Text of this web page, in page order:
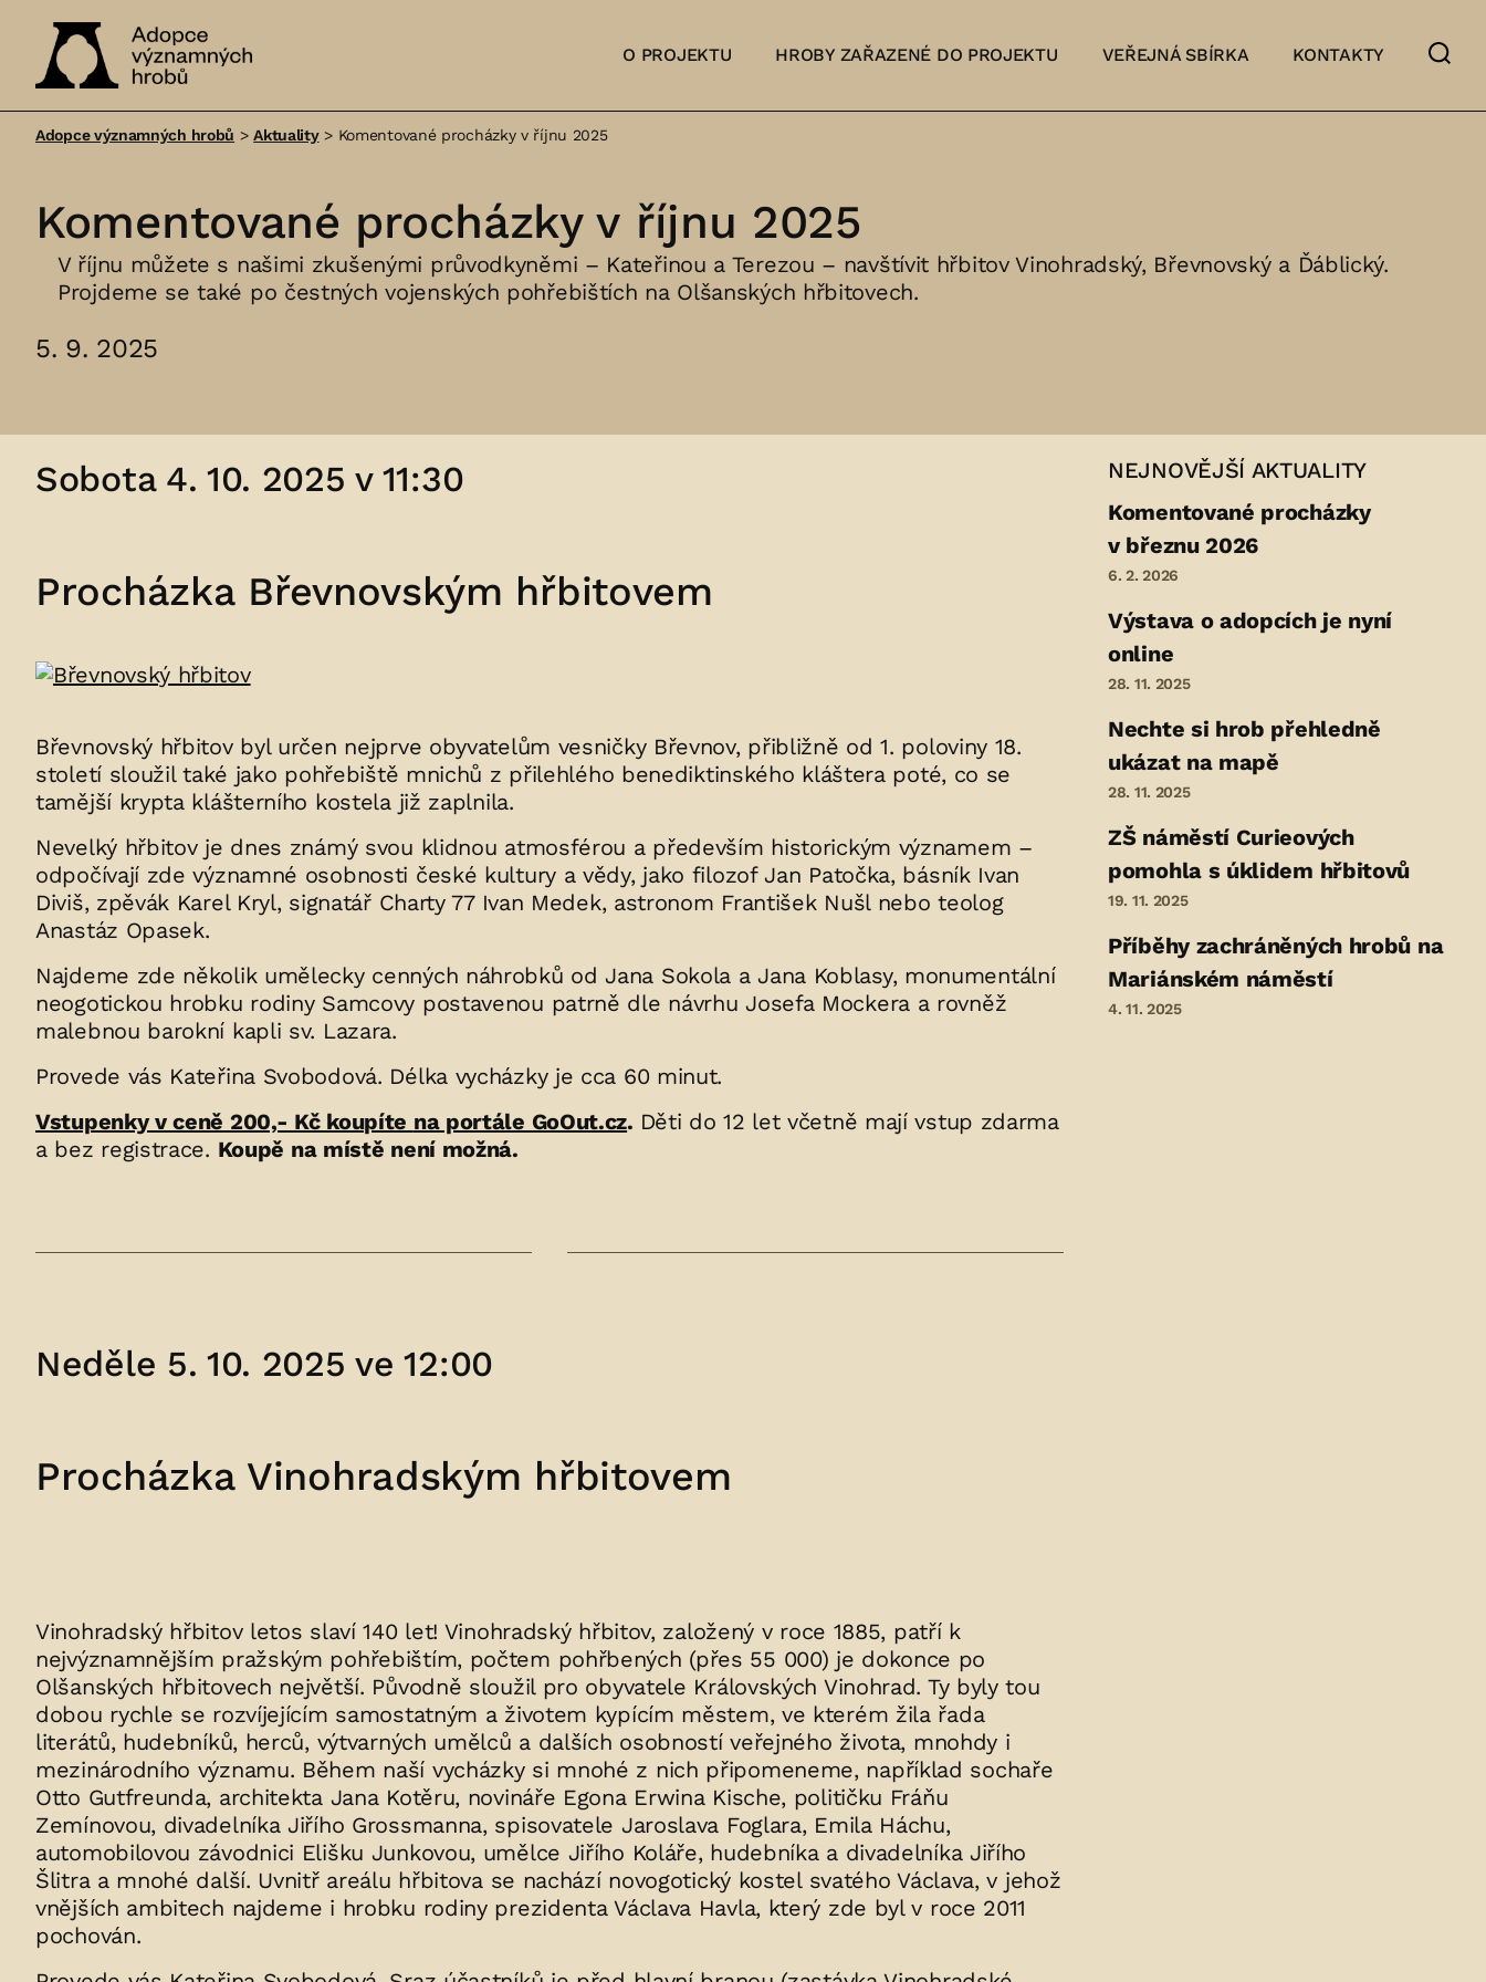
významných
O PROJEKTU HROBY ZAŘAZENÉ DO PROJEKTU VEŘEJNÁ SBÍRKA KONTAKTY
Adopce významných hrobů >Aktuality> Komentované procházky v říjnu 2025
Komentované procházky v říjnu 2025
V říjnu můžete s našimi zkušenými průvodkyněmi – Kateřinou a Terezou – navštívit hřbitov Vinohradský, Břevnovský a Ďáblický.
Projdeme se také po čestných vojenských pohřebištích na Olšanských hřbitovech.
5. 9. 2025
Sobota 4. 10. 2025 v 11:30
Procházka Břevnovským hřbitovem
Břevnovský hřbitov byl určen nejprve obyvatelům vesničky Břevnov, přibližně od 1. poloviny 18.
století sloužil také jako pohřebiště mnichů z přilehlého benediktinského kláštera poté, co se
tamější krypta klášterního kostela již zaplnila.
Nevelký hřbitov je dnes známý svou klidnou atmosférou a především historickým významem –
odpočívají zde významné osobnosti české kultury a vědy, jako filozof Jan Patočka, básník Ivan
Diviš, zpěvák Karel Kryl, signatář Charty 77 Ivan Medek, astronom František Nušl nebo teolog
Anastáz Opasek.
Najdeme zde několik umělecky cenných náhrobků od Jana Sokola a Jana Koblasy, monumentální
neogotickou hrobku rodiny Samcovy postavenou patrně dle návrhu Josefa Mockera a rovněž
malebnou barokní kapli sv. Lazara.
Provede vás Kateřina Svobodová. Délka vycházky je cca 60 minut.
Vstupenky v ceně 200,- Kč koupíte na portále GoOut.cz. Děti do 12 let včetně mají vstup zdarma
a bez registrace. Koupě na místě není možná.
Neděle 5. 10. 2025 ve 12:00
Procházka Vinohradským hřbitovem
Vinohradský hřbitov letos slaví 140 let! Vinohradský hřbitov, založený v roce 1885, patří k
nejvýznamnějším pražským pohřebištím, počtem pohřbených (přes 55 000) je dokonce po
Olšanských hřbitovech největší. Původně sloužil pro obyvatele Královských Vinohrad. Ty byly tou
dobou rychle se rozvíjejícím samostatným a životem kypícím městem, ve kterém žila řada
literátů, hudebníků, herců, výtvarných umělců a dalších osobností veřejného života, mnohdy i
mezinárodního významu. Během naší vycházky si mnohé z nich připomeneme, například sochaře
Otto Gutfreunda, architekta Jana Kotěru, novináře Egona Erwina Kische, političku Fráňu
Zemínovou, divadelníka Jiřího Grossmanna, spisovatele Jaroslava Foglara, Emila Háchu,
automobilovou závodnici Elišku Junkovou, umělce Jiřího Koláře, hudebníka a divadelníka Jiřího
Šlitra a mnohé další. Uvnitř areálu hřbitova se nachází novogotický kostel svatého Václava, v jehož
vnějších ambitech najdeme i hrobku rodiny prezidenta Václava Havla, který zde byl v roce 2011
pochován.
NEJNOVĚJŠÍ AKTUALITY
Komentované procházky
v březnu 2026
6. 2. 2026
Výstava o adopcích je nyní
online
28. 11. 2025
Nechte si hrob přehledně
ukázat na mapě
28. 11. 2025
ZŠ náměstí Curieových
pomohla s úklidem hřbitovů
19. 11. 2025
Příběhy zachráněných hrobů na
Mariánském náměstí
4. 11. 2025